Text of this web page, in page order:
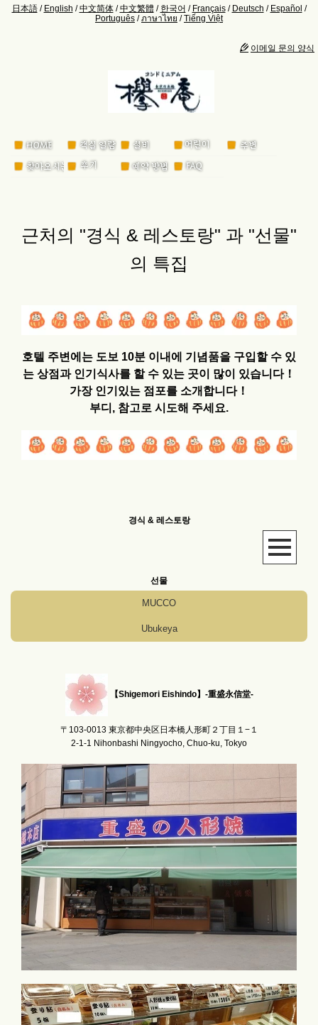
日本語/ English /中文简体/中文繁體 / 한국어 / Français/ Deutsch / Español /
Português /ภาษาไทย /Tiếng Việt
이메일 문의 양식
근처의 "경식 & 레스토랑" 과 "선물"
의 특집
호텔 주변에는 도보 10분 이내에 기념품을 구입할 수 있
는 상점과 인기식사를 할 수 있는 곳이 많이 있습니다！
가장 인기있는 점포를 소개합니다！
부디, 참고로 시도해 주세요.
경식 & 레스토랑
선물
MUCCO
Ubukeya
【Shigemori Eishindo】-重盛永信堂-
〒103-0013 東京都中央区日本橋人形町２丁目１−１
2-1-1 Nihonbashi Ningyocho, Chuo-ku, Tokyo